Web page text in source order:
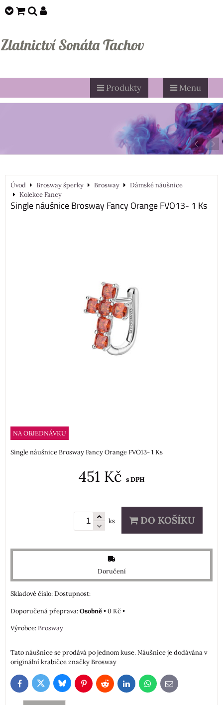
Zlatnictví Sonáta Tachov
Produkty Menu
Úvod Brosway šperky Brosway
Dámské náušnice
Kolekce Fancy
Single náušnice Brosway Fancy Orange FVO13- 1 Ks
NA OBJEDNÁVKU
Single náušnice Brosway Fancy Orange FVO13- 1 Ks
451 Kč s DPH
ks DO KOŠÍKU
Doručení
Skladové číslo:Dostupnost:
Osobně•0 Kč•
Výrobce:Brosway
Tato náušnice se prodává po jednom kuse. Náušnice je dodávána v
originální krabičce značky Brosway
FacebookTwitterBlueskyPinterestRedditLinkedInWhatsApp
E-
mail